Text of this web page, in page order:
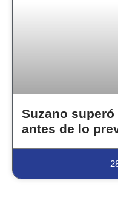
Suzano
antes de lo